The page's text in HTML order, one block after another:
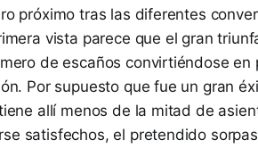
próximo tras las diferentes
vista parece que el gran
de escaños convirtiéndose
Por supuesto que fue un gran
allí menos de la mitad de
satisfechos, el pretendido